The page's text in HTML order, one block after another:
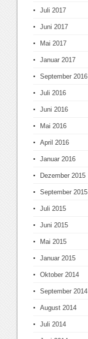
Juli 2017
Juni 2017
Mai 2017
Januar 2017
September 2016
Juli 2016
Juni 2016
Mai 2016
April 2016
Januar 2016
Dezember 2015
September 2015
Juli 2015
Juni 2015
Mai 2015
Januar 2015
Oktober 2014
September 2014
August 2014
Juli 2014